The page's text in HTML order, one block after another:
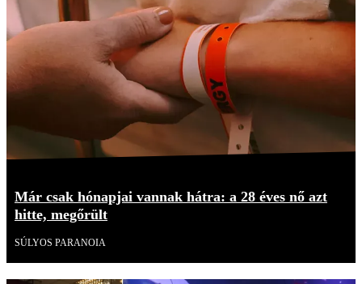
Már csak hónapjai vannak hátra: a 28 éves nő azt
hitte, megőrült
SÚLYOS PARANOIA